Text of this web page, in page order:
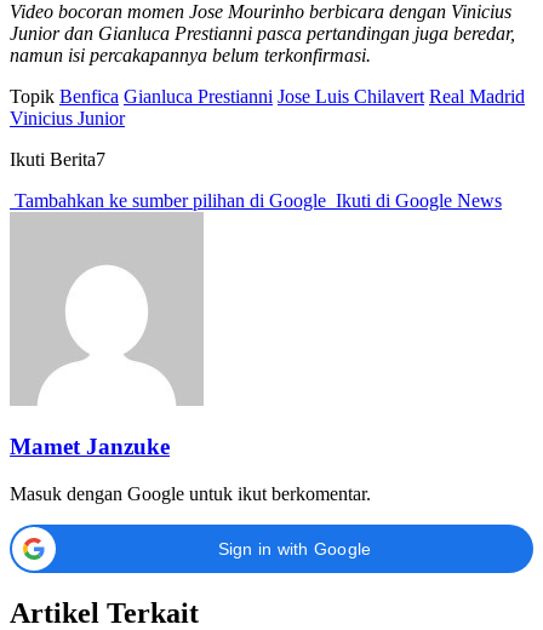
Video bocoran momen Jose Mourinho berbicara dengan Vinicius
Junior dan Gianluca Prestianni pasca pertandingan juga beredar,
namun isi percakapannya belum terkonfirmasi.
Topik Benfica Gianluca Prestianni Jose Luis Chilavert Real Madrid
Vinicius Junior
Ikuti Berita7
Tambahkan ke sumber pilihan di Google Ikuti di Google News
Mamet Janzuke
Masuk dengan Google untuk ikut berkomentar.
Sign in with Google
Artikel Terkait